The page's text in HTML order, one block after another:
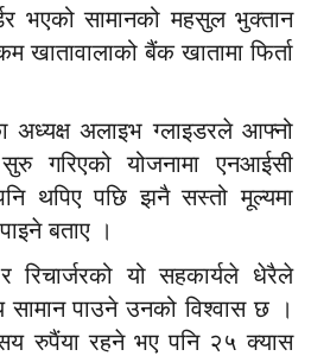
भएको सामानको महसुल भुक्तान
खातावालाको बैंक खातामा फिर्ता
अध्यक्ष अलाइभ ग्लाइडरले आफ्नो
गरिएको योजनामा एनआईसी
थपिए पछि झनै सस्तो मूल्यमा
बताए ।
रिचार्जरको यो सहकार्यले धेरैले
सामान पाउने उनको विश्वास छ ।
रुपैंया रहने भए पनि २५ क्यास